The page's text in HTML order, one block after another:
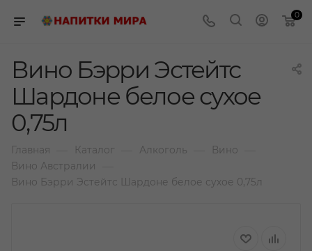
0
Вино Бэрри Эстейтс
Шардоне белое сухое
0,75л
Главная Каталог Алкоголь Вино
Вино Австралии
Вино Бэрри Эстейтс Шардоне белое сухое 0,75л